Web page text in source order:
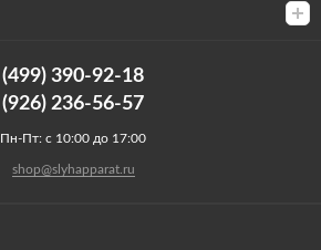
(499) 390-92-18
(926) 236-56-57
Пн-Пт: с 10:00 до 17:00
shop@slyhapparat.ru